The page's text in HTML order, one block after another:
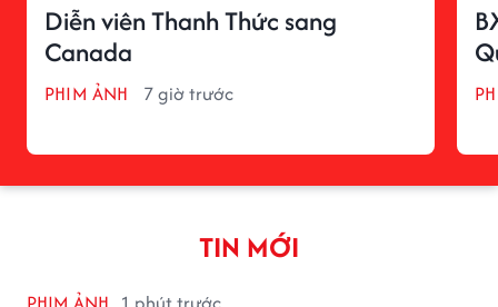
Diễn viên Thanh Thức sang
Canada
PHIM ẢNH 7 giờ trước
TIN MỚI